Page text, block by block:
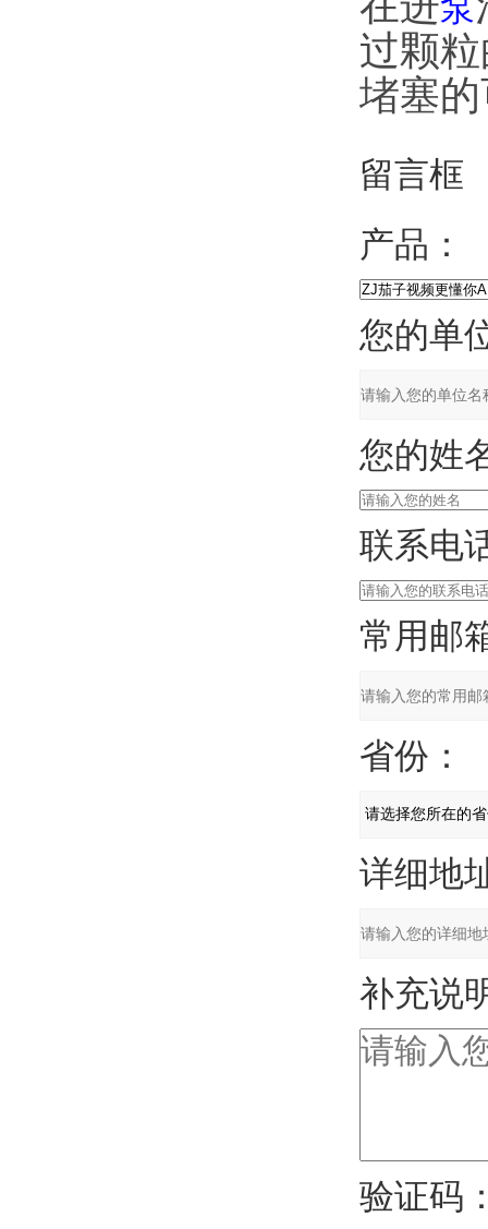
过颗粒
堵塞的
留言框
产品：
您的单位
您的姓名
联系电话
常用邮箱
省份：
详细地址
补充说明
验证码